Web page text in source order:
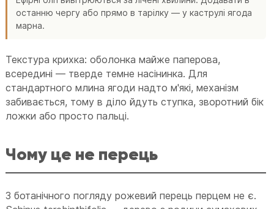
останню чергу або прямо в тарілку — у каструлі ягода
марна.
Текстура крихка: оболонка майже паперова,
всередині — тверде темне насінинка. Для
стандартного млина ягоди надто м'які, механізм
забивається, тому в діло йдуть ступка, зворотний бік
ложки або просто пальці.
Чому це не перець
З ботанічного погляду рожевий перець перцем не є.